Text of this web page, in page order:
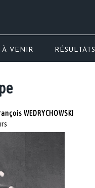
À VENIR RÉSULTATS
WEDRYCHOWSKI